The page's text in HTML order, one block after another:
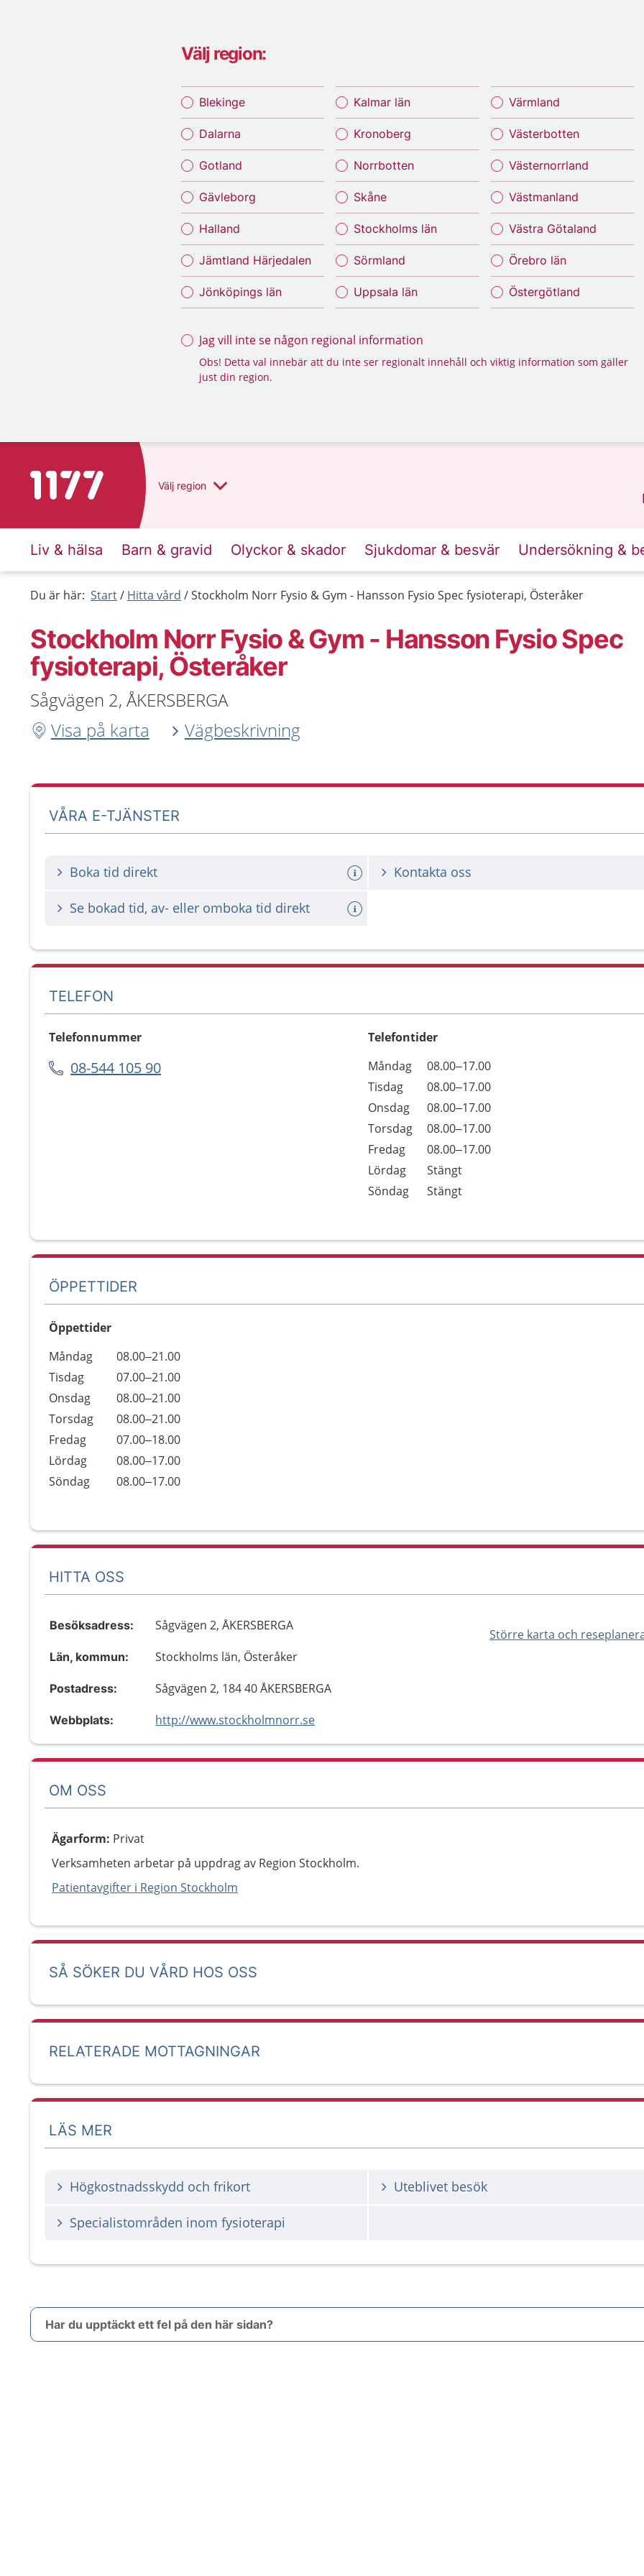
Välj region:
Blekinge
Dalarna
Gotland
Gävleborg
Halland
Jämtland Härjedalen
Jönköpings län
Kalmar län
Kronoberg
Norrbotten
Skåne
Stockholms län
Sörmland
Uppsala län
Värmland
Västerbotten
Västernorrland
Västmanland
Västra Götaland
Örebro län
Östergötland
Jag vill inte se någon regional information
Obs! Detta val innebär att du inte ser regionalt innehåll och viktig information som gäller
just din region.
Till startsidan för 1177 Välj region
Liv & hälsa Barn & gravid Olyckor & skador Sjukdomar & besvär Undersökning &
Du är här: Start Hitta vård Stockholm Norr Fysio & Gym - Hansson Fysio Spec fysioterapi, Österåker
Stockholm Norr Fysio & Gym - Hansson Fysio Spec
fysioterapi, Österåker
Sågvägen 2, ÅKERSBERGA
Visa på karta
Vägbeskrivning
VÅRA E-TJÄNSTER
Boka tid direkt Kontakta oss
Se bokad tid, av- eller omboka tid direkt
TELEFON
Telefonnummer
08-544 105 90
Telefontider
Dag
Öppettider
Kommentarer
Måndag
08.00–17.00
Tisdag
08.00–17.00
Onsdag
08.00–17.00
Torsdag
08.00–17.00
Fredag
08.00–17.00
Lördag
Stängt
Söndag
Stängt
ÖPPETTIDER
Öppettider
Dag
Öppettider
Kommentarer
Måndag
08.00–21.00
Tisdag
07.00–21.00
Onsdag
08.00–21.00
Torsdag
08.00–21.00
Fredag
07.00–18.00
Lördag
08.00–17.00
Söndag
08.00–17.00
HITTA OSS
Större karta och
Besöksadress: Sågvägen 2, ÅKERSBERGA
Län, kommun: Stockholms län, Österåker
Postadress: Sågvägen 2, 184 40 ÅKERSBERGA
Webbplats: http://www.stockholmnorr.se
OM OSS
Ägarform: Privat
Verksamheten arbetar på uppdrag av Region Stockholm.
Patientavgifter i Region Stockholm
SÅ SÖKER DU VÅRD HOS OSS
RELATERADE MOTTAGNINGAR
LÄS MER
Högkostnadsskydd och frikort Uteblivet besök
Specialistområden inom fysioterapi
Har du upptäckt ett fel på den här sidan?